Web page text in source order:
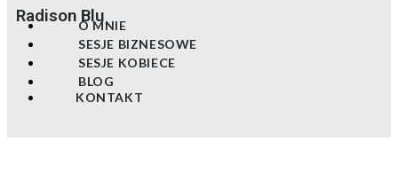
O MNIE
SESJE BIZNESOWE
SESJE KOBIECE
BLOG
KONTAKT
Radison Blu